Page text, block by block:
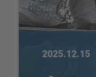
2025.12.15